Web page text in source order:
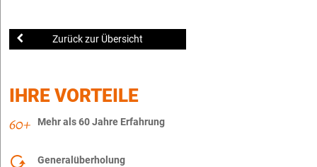
Zurück zur Übersicht
IHRE VORTEILE
Mehr als 60 Jahre Erfahrung
Generalüberholung